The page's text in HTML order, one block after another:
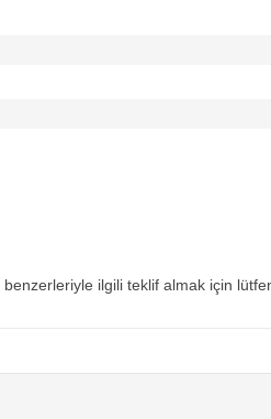
ilgili teklif almak için